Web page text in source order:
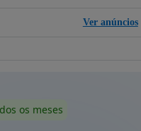
Ver anúncios
os meses